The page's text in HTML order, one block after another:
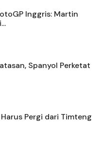
Inggris: Martin
Spanyol Perketat
Pergi dari Timteng